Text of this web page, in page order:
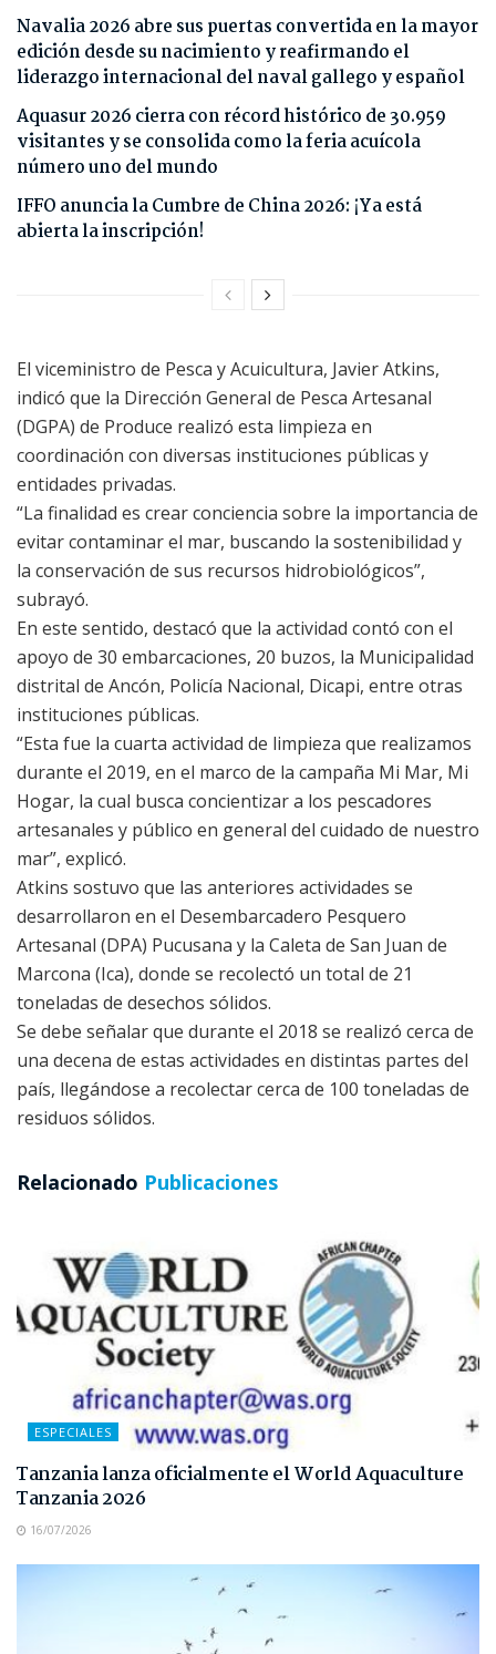
Navalia 2026 abre sus puertas convertida en la mayor
edición desde su nacimiento y reafirmando el
liderazgo internacional del naval gallego y español
Aquasur 2026 cierra con récord histórico de 30.959
visitantes y se consolida como la feria acuícola
número uno del mundo
IFFO anuncia la Cumbre de China 2026: ¡Ya está
abierta la inscripción!
El viceministro de Pesca y Acuicultura, Javier Atkins,
indicó que la Dirección General de Pesca Artesanal
(DGPA) de Produce realizó esta limpieza en
coordinación con diversas instituciones públicas y
entidades privadas.
“La finalidad es crear conciencia sobre la importancia de
evitar contaminar el mar, buscando la sostenibilidad y
la conservación de sus recursos hidrobiológicos”,
subrayó.
En este sentido, destacó que la actividad contó con el
apoyo de 30 embarcaciones, 20 buzos, la Municipalidad
distrital de Ancón, Policía Nacional, Dicapi, entre otras
instituciones públicas.
“Esta fue la cuarta actividad de limpieza que realizamos
durante el 2019, en el marco de la campaña Mi Mar, Mi
Hogar, la cual busca concientizar a los pescadores
artesanales y público en general del cuidado de nuestro
mar”, explicó.
Atkins sostuvo que las anteriores actividades se
desarrollaron en el Desembarcadero Pesquero
Artesanal (DPA) Pucusana y la Caleta de San Juan de
Marcona (Ica), donde se recolectó un total de 21
toneladas de desechos sólidos.
Se debe señalar que durante el 2018 se realizó cerca de
una decena de estas actividades en distintas partes del
país, llegándose a recolectar cerca de 100 toneladas de
residuos sólidos.
Relacionado Publicaciones
ESPECIALES
Tanzania lanza oficialmente el World Aquaculture
Tanzania 2026
16/07/2026